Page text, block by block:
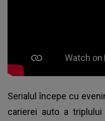
Serialul începe cu
carierei auto a